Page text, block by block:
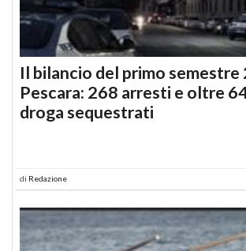
Il bilancio del primo semestre
Pescara: 268 arresti e oltre
droga sequestrati
di Redazione